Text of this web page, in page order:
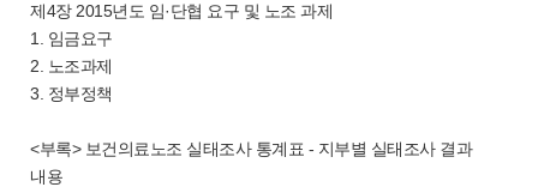
제4장 2015년도 임·단협 요구 및 노조 과제
1. 임금요구
2. 노조과제
3. 정부정책
<부록> 보건의료노조 실태조사 통계표 - 지부별 실태조사 결과
내용